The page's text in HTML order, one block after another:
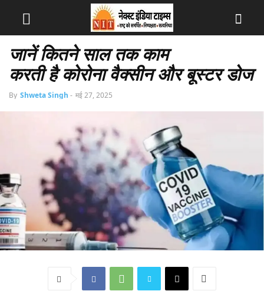
जानें कितने साल तक काम
करती है कोरोना वैक्सीन और बूस्टर डोज
By Shweta Singh - मई 27, 2025